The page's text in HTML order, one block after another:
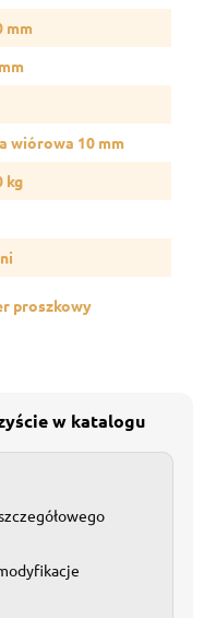
mm
wiórowa 10 mm
kg
proszkowy
w katalogu